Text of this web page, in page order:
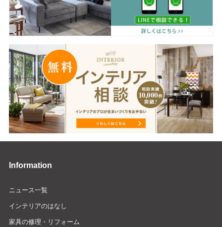
Information
ニュース一覧
インテリアのはなし
家具の修理・リフォーム